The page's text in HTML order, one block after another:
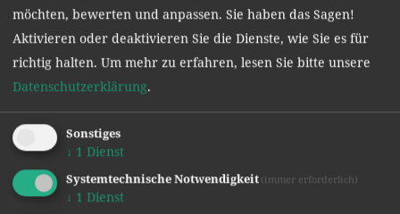
möchten, bewerten und anpassen. Sie haben das Sagen!
Aktivieren oder deaktivieren Sie die Dienste, wie Sie es für
richtig halten. Um mehr zu erfahren, lesen Sie bitte unsere
Datenschutzerklärung.
Sonstiges
↓ 1 Dienst
Systemtechnische Notwendigkeit (immer erforderlich)
↓ 1 Dienst